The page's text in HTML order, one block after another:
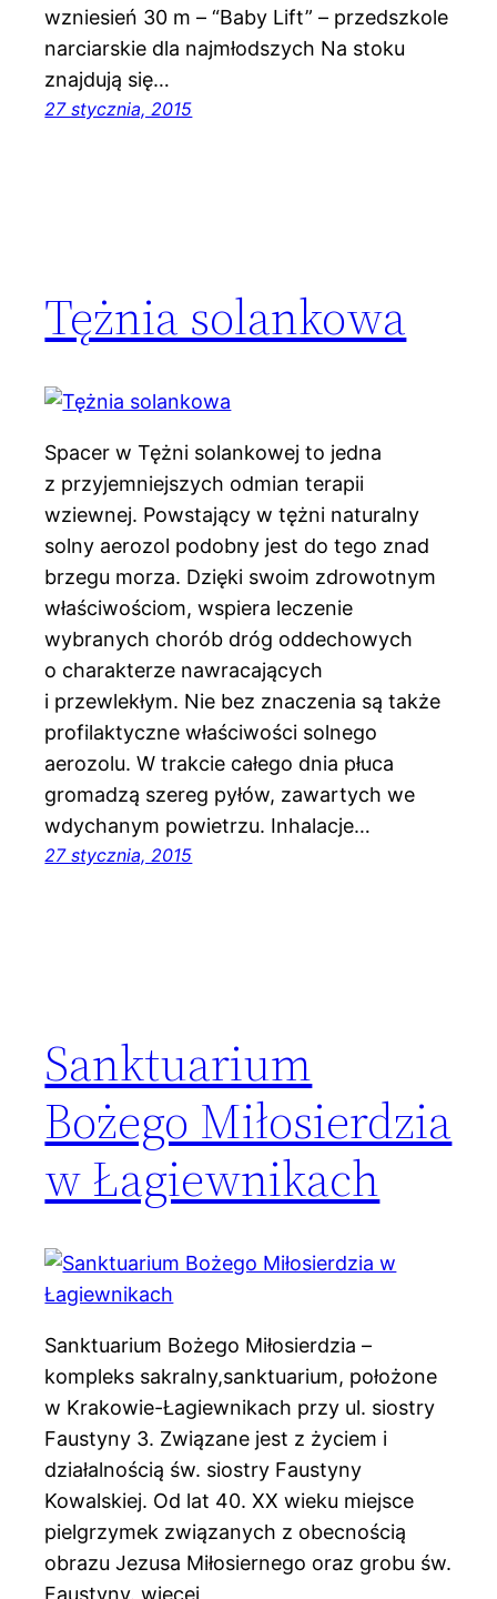
wzniesień 30 m – “Baby Lift” – przedszkole
narciarskie dla najmłodszych Na stoku
znajdują się…
27 stycznia, 2015
Tężnia solankowa
Spacer w Tężni solankowej to jedna
z przyjemniejszych odmian terapii
wziewnej. Powstający w tężni naturalny
solny aerozol podobny jest do tego znad
brzegu morza. Dzięki swoim zdrowotnym
właściwościom, wspiera leczenie
wybranych chorób dróg oddechowych
o charakterze nawracających
i przewlekłym. Nie bez znaczenia są także
profilaktyczne właściwości solnego
aerozolu. W trakcie całego dnia płuca
gromadzą szereg pyłów, zawartych we
wdychanym powietrzu. Inhalacje…
27 stycznia, 2015
Sanktuarium
Bożego Miłosierdzia
w Łagiewnikach
Sanktuarium Bożego Miłosierdzia –
kompleks sakralny,sanktuarium, położone
w Krakowie-Łagiewnikach przy ul. siostry
Faustyny 3. Związane jest z życiem i
działalnością św. siostry Faustyny
Kowalskiej. Od lat 40. XX wieku miejsce
pielgrzymek związanych z obecnością
obrazu Jezusa Miłosiernego oraz grobu św.
Faustyny. więcej